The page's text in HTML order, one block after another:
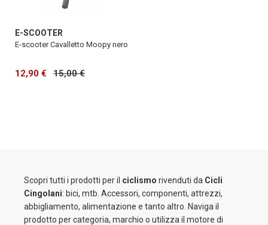
E-SCOOTER
E-scooter Cavalletto Moopy nero
12,90 € 15,00 €
Scopri tutti i prodotti per il ciclismo rivenduti da Cicli
Cingolani: bici, mtb. Accessori, componenti, attrezzi,
abbigliamento, alimentazione e tanto altro. Naviga il
prodotto per categoria, marchio o utilizza il motore di